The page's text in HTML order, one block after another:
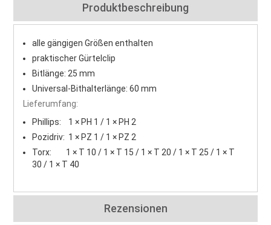
Produktbeschreibung
alle gängigen Größen enthalten
praktischer Gürtelclip
Bitlänge: 25 mm
Universal-Bithalterlänge: 60 mm
Lieferumfang:
Phillips: 1 × PH 1 / 1 × PH 2
Pozidriv: 1 × PZ 1 / 1 × PZ 2
Torx: 1 × T 10 / 1 × T 15 / 1 × T 20 / 1 × T 25 / 1 × T
30 / 1 × T 40
Rezensionen